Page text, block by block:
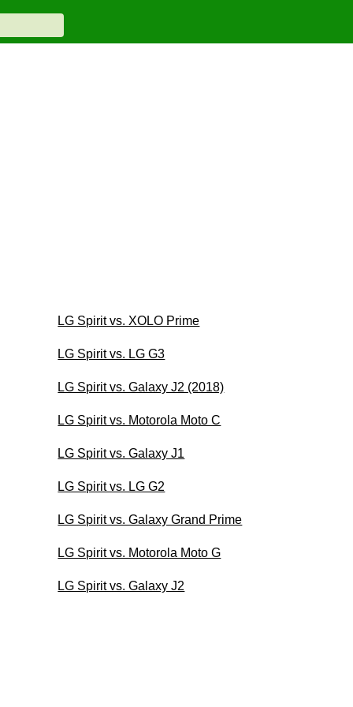
LG Spirit vs. XOLO Prime
LG Spirit vs. LG G3
LG Spirit vs. Galaxy J2 (2018)
LG Spirit vs. Motorola Moto C
LG Spirit vs. Galaxy J1
LG Spirit vs. LG G2
LG Spirit vs. Galaxy Grand Prime
LG Spirit vs. Motorola Moto G
LG Spirit vs. Galaxy J2